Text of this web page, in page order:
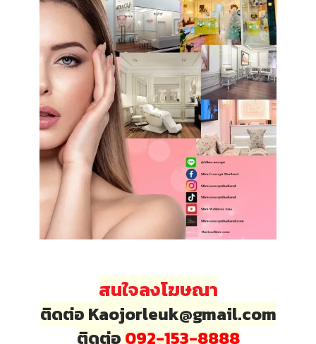
สนใจลงโฆษณา
ติดต่อ Kaojorleuk@gmail.com
ติดต่อ 092-153-8888